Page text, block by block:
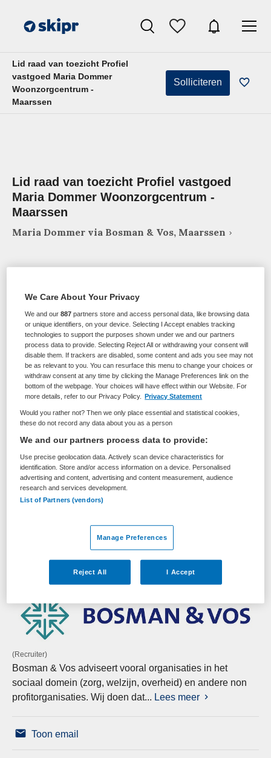
Lid raad van toezicht Profiel
vastgoed Maria Dommer
Woonzorgcentrum -
Maarssen
Solliciteren
Lid raad van toezicht Profiel vastgoed
Maria Dommer Woonzorgcentrum -
Maarssen
Maria Dommer via Bosman & Vos, Maarssen
Zorgmanagement Lid Raad van Toezicht
BRANCHE
Overige
AANSTELLING
Tijdelijk dienstverband
6 juni 2025 HBO
ERVARING
Vacature niet beschikbaar
Deze vacature Lid raad van toezicht Profiel vastgoed
Dommer via Bosman & Vos is niet meer actueel.
Hieronder staan enkele vergelijkbare vacatures die voor
u wellicht interessant zijn.
(Recruiter)
Bosman & Vos adviseert vooral organisaties in het
sociaal domein (zorg, welzijn, overheid) en andere non
profitorganisaties. Wij doen dat... Lees meer
Toon email
We Care About Your Privacy
We and our887 partners store and access personal data, like browsing data
or unique identifiers, on your device. Selecting I Accept enables tracking
technologies to support the purposes shown under we and our partners
process data to provide. Selecting Reject All or withdrawing your consent will
disable them. If trackers are disabled, some content and ads you see may not
be as relevant to you. You can resurface this menu to change your choices or
withdraw consent at any time by clicking the Manage Preferences link on the
bottom of the webpage. Your choices will have effect within our Website. For
more details, refer to our Privacy Policy.
Privacy Statement
Would you rather not? Then we only place essential and statistical cookies,
these do not record any data about you as a person
We and our partners process data to provide:
Use precise geolocation data. Actively scan device characteristics for
identification. Store and/or access information on a device. Personalised
advertising and content, advertising and content measurement, audience
research and services development.
List of Partners (vendors)
Manage Preferences
Reject All I Accept